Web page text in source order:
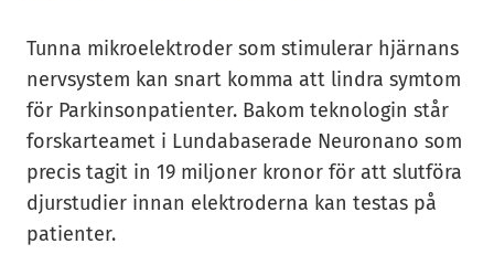
Tunna mikroelektroder som stimulerar hjärnans
nervsystem kan snart komma att lindra symtom
för Parkinsonpatienter. Bakom teknologin står
forskarteamet i Lundabaserade Neuronano som
precis tagit in 19 miljoner kronor för att slutföra
djurstudier innan elektroderna kan testas på
patienter.